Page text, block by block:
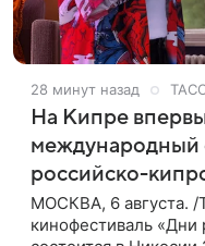
28 минут назад
На Кипре
международный
российско-
МОСКВА, 6 августа.
кинофестиваль «Дни